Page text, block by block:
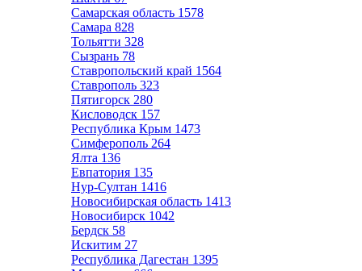
Самарская область 1578
Самара 828
Тольятти 328
Сызрань 78
Ставропольский край 1564
Ставрополь 323
Пятигорск 280
Кисловодск 157
Республика Крым 1473
Симферополь 264
Ялта 136
Евпатория 135
Нур-Султан 1416
Новосибирская область 1413
Новосибирск 1042
Бердск 58
Искитим 27
Республика Дагестан 1395